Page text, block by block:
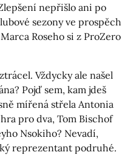
nepřišlo ani po
sezony ve prospěch
Roseho si z ProZero
Vždycky ale našel
Pojď sem, kam jdeš
mířená střela Antonia
pro dva, Tom Bischof
Nsokiho? Nevadí,
reprezentant podruhé.